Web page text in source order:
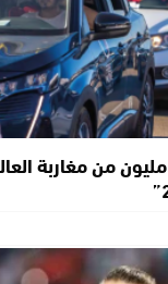
دخول أزيد من 2,7 مليون من